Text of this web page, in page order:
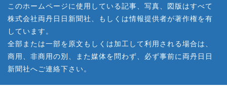
このホームページに使用している記事、写真、図版はすべて
株式会社両丹日日新聞社、もしくは情報提供者が著作権を有
しています。
全部または一部を原文もしくは加工して利用される場合は、
商用、非商用の別、また媒体を問わず、必ず事前に両丹日日
新聞社へご連絡下さい。